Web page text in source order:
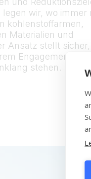
wir, wo immer
kohlenstoffarmen,
Materialien und
Ansatz stellt
Engagement für
stehen.